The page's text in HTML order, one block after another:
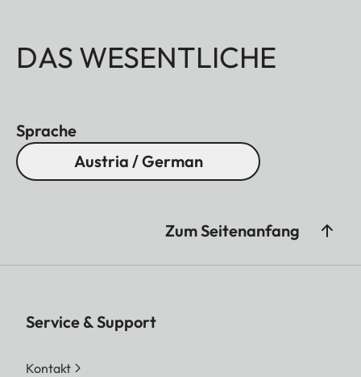
DAS WESENTLICHE
Sprache
Austria / German
Zum Seitenanfang
Service & Support
Kontakt